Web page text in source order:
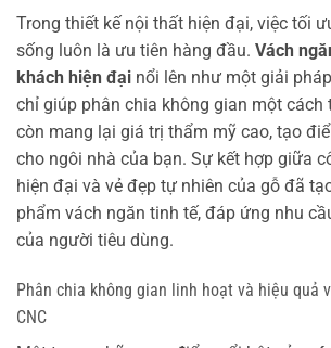
Trong thiết kế nội thất hiện đại, việc tối
sống luôn là ưu tiên hàng đầu. Vách
khách hiện đại nổi lên như một giải
chỉ giúp phân chia không gian một cách
còn mang lại giá trị thẩm mỹ cao, tạo
cho ngôi nhà của bạn. Sự kết hợp giữa
hiện đại và vẻ đẹp tự nhiên của gỗ đã
phẩm vách ngăn tinh tế, đáp ứng nhu
của người tiêu dùng.
Phân chia không gian linh hoạt và hiệu quả
CNC